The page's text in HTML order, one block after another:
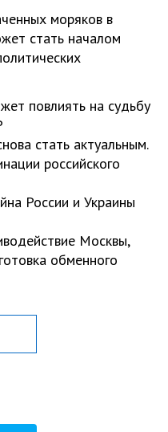
моряков в
стать началом
повлиять на судьбу
стать актуальным.
российского
России и Украины
Москвы,
обменного